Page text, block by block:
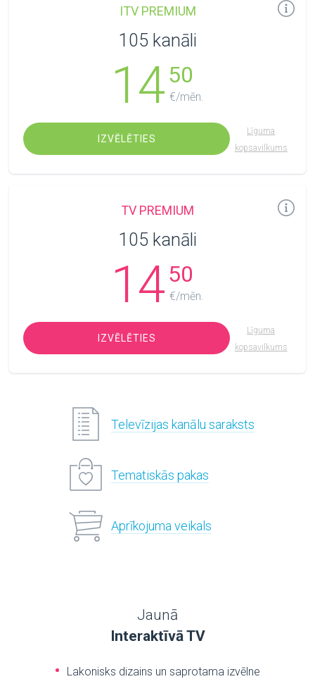
ITV PREMIUM
105 kanāli
1450
€/mēn.
IZVĒLĒTIES
Līguma
kopsavilkums
TV PREMIUM
105 kanāli
1450
€/mēn.
IZVĒLĒTIES
Līguma
kopsavilkums
Televīzijas kanālu saraksts
Tematiskās pakas
Aprīkojuma veikals
Jaunā
Interaktīvā TV
Lakonisks dizains un saprotama izvēlne